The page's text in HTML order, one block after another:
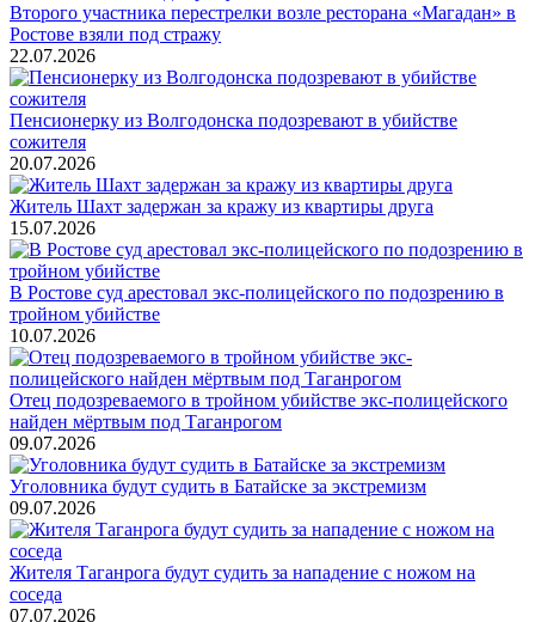
Второго участника перестрелки возле ресторана «Магадан» в
Ростове взяли под стражу
22.07.2026
Пенсионерку из Волгодонска подозревают в убийстве
сожителя
20.07.2026
Житель Шахт задержан за кражу из квартиры друга
15.07.2026
В Ростове суд арестовал экс-полицейского по подозрению в
тройном убийстве
10.07.2026
Отец подозреваемого в тройном убийстве экс-полицейского
найден мёртвым под Таганрогом
09.07.2026
Уголовника будут судить в Батайске за экстремизм
09.07.2026
Жителя Таганрога будут судить за нападение с ножом на
соседа
07.07.2026